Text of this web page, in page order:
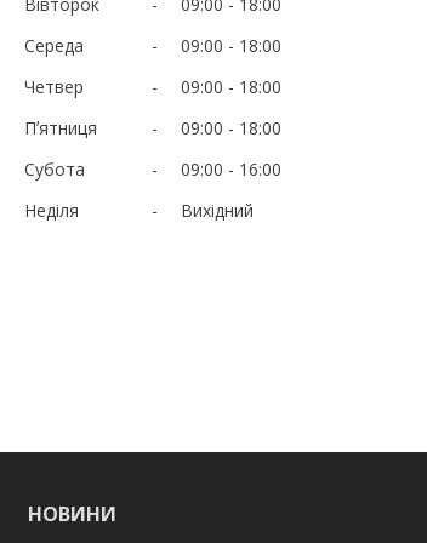
Середа
09:00
18:00
Четвер
09:00
18:00
Пʼятниця
09:00
18:00
Субота
09:00
16:00
Неділя
Вихідний
НОВИНИ